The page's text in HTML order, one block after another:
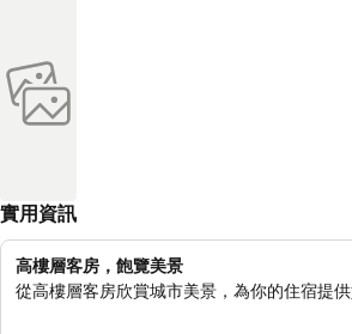
實用資訊
高樓層客房，飽覽美景
從高樓層客房欣賞城市美景，為你的住宿提供